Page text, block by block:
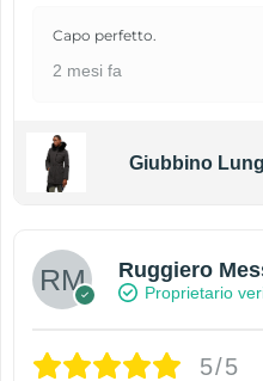
Capo perfetto.
2 mesi fa
Giubbino
Ruggiero
Proprietario
5/5